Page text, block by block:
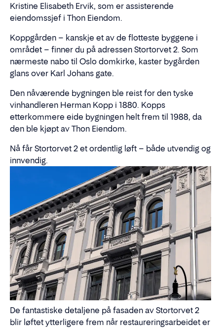
Kristine Elisabeth Ervik, som er assisterende
eiendomssjef i Thon Eiendom.
Koppgården – kanskje et av de flotteste byggene i
området – finner du på adressen Stortorvet 2. Som
nærmeste nabo til Oslo domkirke, kaster bygården
glans over Karl Johans gate.
Den nåværende bygningen ble reist for den tyske
vinhandleren Herman Kopp i 1880. Kopps
etterkommere eide bygningen helt frem til 1988, da
den ble kjøpt av Thon Eiendom.
Nå får Stortorvet 2 et ordentlig løft – både utvendig og
innvendig.
De fantastiske detaljene på fasaden av Stortorvet 2
blir løftet ytterligere frem når restaureringsarbeidet er